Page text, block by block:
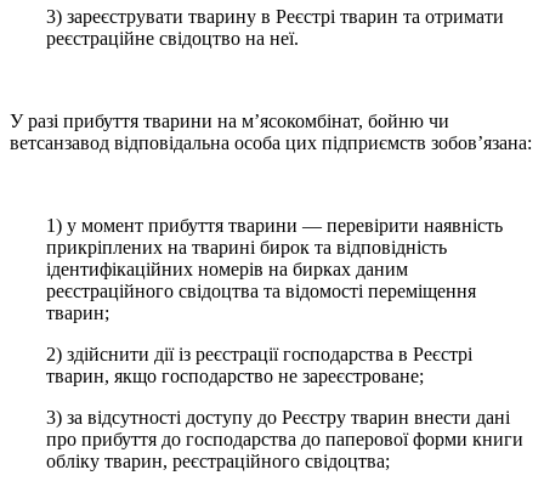
3) зареєструвати тварину в Реєстрі тварин та отримати
реєстраційне свідоцтво на неї.
У разі прибуття тварини на м’ясокомбінат, бойню чи
ветсанзавод відповідальна особа цих підприємств зобов’язана:
1) у момент прибуття тварини — перевірити наявність
прикріплених на тварині бирок та відповідність
ідентифікаційних номерів на бирках даним
реєстраційного свідоцтва та відомості переміщення
тварин;
2) здійснити дії із реєстрації господарства в Реєстрі
тварин, якщо господарство не зареєстроване;
3) за відсутності доступу до Реєстру тварин внести дані
про прибуття до господарства до паперової форми книги
обліку тварин, реєстраційного свідоцтва;